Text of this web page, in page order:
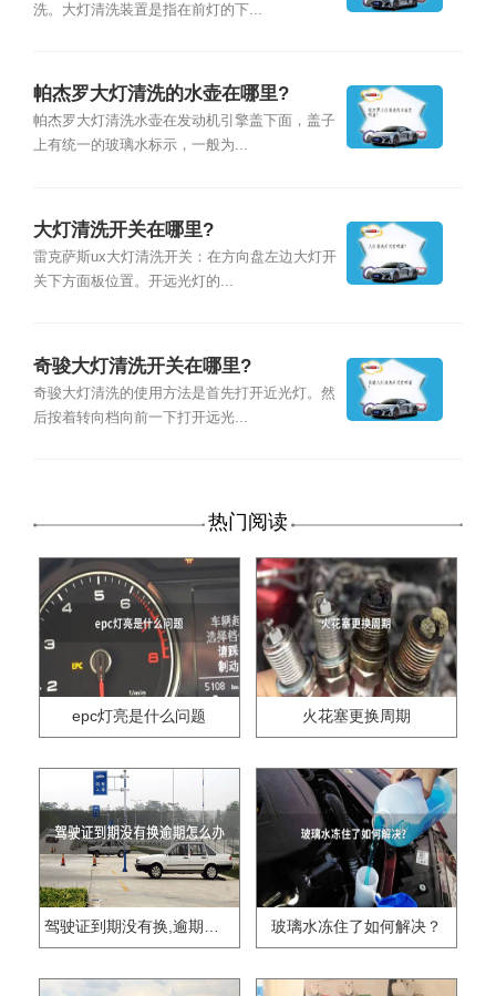
洗。大灯清洗装置是指在前灯的下...
帕杰罗大灯清洗的水壶在哪里?
帕杰罗大灯清洗水壶在发动机引擎盖下面，盖子
上有统一的玻璃水标示，一般为...
大灯清洗开关在哪里?
雷克萨斯ux大灯清洗开关：在方向盘左边大灯开
关下方面板位置。开远光灯的...
奇骏大灯清洗开关在哪里?
奇骏大灯清洗的使用方法是首先打开近光灯。然
后按着转向档向前一下打开远光...
热门阅读
epc灯亮是什么问题 火花塞更换周期
驾驶证到期没有换,逾期怎么办?? 玻璃水冻住了如何解决？